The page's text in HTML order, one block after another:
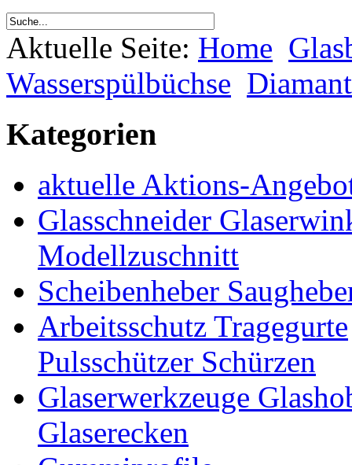
Aktuelle Seite: Home
Wasserspülbüchse
Kategorien
aktuelle Aktions-
Glasschneider
Modellzuschnitt
Scheibenheber
Arbeitsschutz Tragegurte
Pulsschützer Schürzen
Glaserwerkzeuge
Glaserecken